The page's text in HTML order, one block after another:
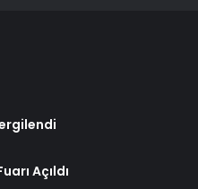
Açıldı